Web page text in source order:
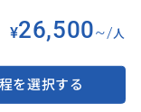
¥26,500~/ 人
を選択する
合わせて現地日本人が
一人旅やご夫婦にもお
ススメ！》